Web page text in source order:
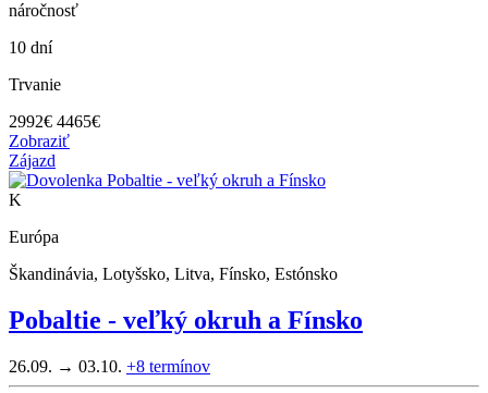
náročnosť
10 dní
Trvanie
2992€ 4465€
Zobraziť
Zájazd
K
Európa
Škandinávia, Lotyšsko, Litva, Fínsko, Estónsko
Pobaltie - veľký okruh a Fínsko
26.09. → 03.10. +8 termínov